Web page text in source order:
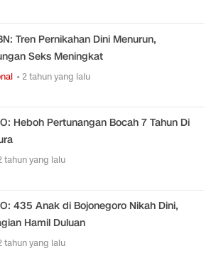
Tren Pernikahan Dini Menurun,
Seks Meningkat
• 2 tahun yang lalu
Heboh Pertunangan Bocah 7 Tahun Di
tahun yang lalu
435 Anak di Bojonegoro Nikah Dini,
Hamil Duluan
tahun yang lalu